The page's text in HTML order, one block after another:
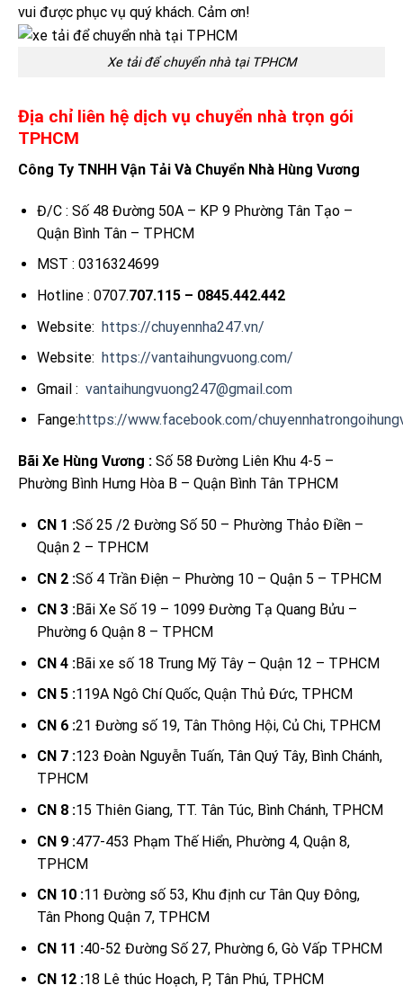
vui được phục vụ quý khách. Cảm ơn!
Xe tải để chuyển nhà tại TPHCM
Địa chỉ liên hệ dịch vụ chuyển nhà trọn gói
TPHCM
Công Ty TNHH Vận Tải Và Chuyển Nhà Hùng Vương
Đ/C : Số 48 Đường 50A – KP 9 Phường Tân Tạo –
Quận Bình Tân – TPHCM
MST : 0316324699
Hotline : 0707.707.115 – 0845.442.442
Website: https://chuyennha247.vn/
Website: https://vantaihungvuong.com/
Gmail : vantaihungvuong247@gmail.com
Fange:https://www.facebook.com/
Bãi Xe Hùng Vương : Số 58 Đường Liên Khu 4-5 –
Phường Bình Hưng Hòa B – Quận Bình Tân TPHCM
CN 1 :Số 25 /2 Đường Số 50 – Phường Thảo Điền –
Quận 2 – TPHCM
CN 2 :Số 4 Trần Điện – Phường 10 – Quận 5 – TPHCM
CN 3 :Bãi Xe Số 19 – 1099 Đường Tạ Quang Bửu –
Phường 6 Quận 8 – TPHCM
CN 4 :Bãi xe số 18 Trung Mỹ Tây – Quận 12 – TPHCM
CN 5 :119A Ngô Chí Quốc, Quận Thủ Đức, TPHCM
CN 6 :21 Đường số 19, Tân Thông Hội, Củ Chi, TPHCM
CN 7 :123 Đoàn Nguyễn Tuấn, Tân Quý Tây, Bình Chánh,
TPHCM
CN 8 :15 Thiên Giang, TT. Tân Túc, Bình Chánh, TPHCM
CN 9 :477-453 Phạm Thế Hiển, Phường 4, Quận 8,
TPHCM
CN 10 :11 Đường số 53, Khu định cư Tân Quy Đông,
Tân Phong Quận 7, TPHCM
CN 11 :40-52 Đường Số 27, Phường 6, Gò Vấp TPHCM
CN 12 :18 Lê thúc Hoạch, P, Tân Phú, TPHCM